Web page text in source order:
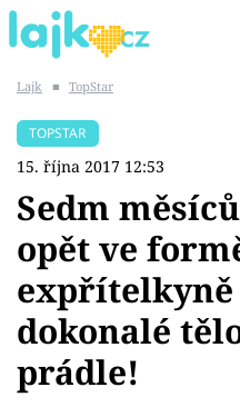
SHOPAHOLICADEL
Témata
Showbyznys
Youtubeři
Lajk ■ TopStar
TOPSTAR
15. října 2017 12:53
Sedm
opět ve
expřítelkyně
dokonalé
prádle!